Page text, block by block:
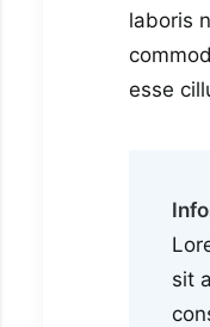
laboris
esse
sit